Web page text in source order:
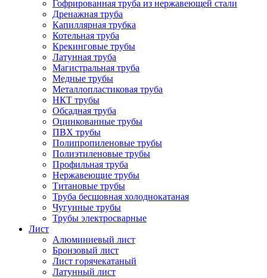
Гофрированная труба из нержавеющей стали
Дренажная труба
Капиллярная трубка
Котельная труба
Крекинговые трубы
Латунная труба
Магистральная труба
Медные трубы
Металлопластиковая труба
НКТ трубы
Обсадная труба
Оцинкованные трубы
ПВХ трубы
Полипропиленовые трубы
Полиэтиленовые трубы
Профильная труба
Нержавеющие трубы
Титановые трубы
Труба бесшовная холоднокатаная
Чугунные трубы
Трубы электросварные
Лист
Алюминиевый лист
Бронзовый лист
Лист горячекатаный
Латунный лист